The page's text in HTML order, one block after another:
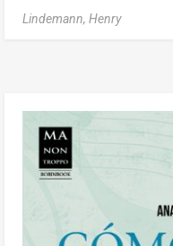
Lindemann, Henry